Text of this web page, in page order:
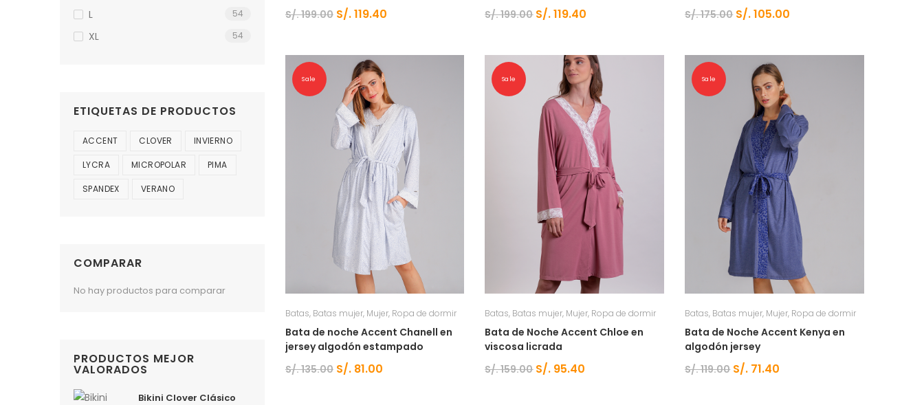
S/.199.00 S/.119.40
S/.199.00 S/.119.40
S/.175.00 S/.105.00
Sale
Batas, Batas mujer, Mujer, Ropa de dormir
Bata de noche Accent Chanell en
jersey algodón estampado
S/.135.00 S/.81.00
Sale
Batas, Batas mujer, Mujer, Ropa de dormir
Bata de Noche Accent Chloe en
viscosa licrada
S/.159.00 S/. 95.40
Sale
Batas, Batas mujer, Mujer, Ropa de dormir
Bata de Noche Accent Kenya en
algodón jersey
S/.119.00 S/. 71.40
L 54
XL 54
ETIQUETAS DE PRODUCTOS
ACCENT CLOVER INVIERNO
LYCRA MICROPOLAR PIMA
SPANDEX VERANO
COMPARAR
No hay productos para comparar
PRODUCTOS MEJOR
VALORADOS
Bikini Clover Clásico